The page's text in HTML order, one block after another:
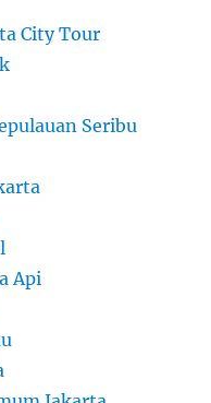
City Tour
Seribu
Api